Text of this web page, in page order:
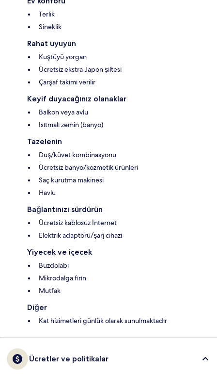
Terlik
Sineklik
Rahat uyuyun
Kuştüyü yorgan
Ücretsiz ekstra Japon şiltesi
Çarşaf takımı verilir
Keyif duyacağınız olanaklar
Balkon veya avlu
Isıtmalı zemin (banyo)
Tazelenin
Duş/küvet kombinasyonu
Ücretsiz banyo/kozmetik ürünleri
Saç kurutma makinesi
Havlu
Bağlantınızı sürdürün
Ücretsiz kablosuz İnternet
Elektrik adaptörü/şarj cihazı
Yiyecek ve içecek
Buzdolabı
Mikrodalga fırın
Mutfak
Diğer
Kat hizimetleri günlük olarak sunulmaktadır
Ücretler ve politikalar